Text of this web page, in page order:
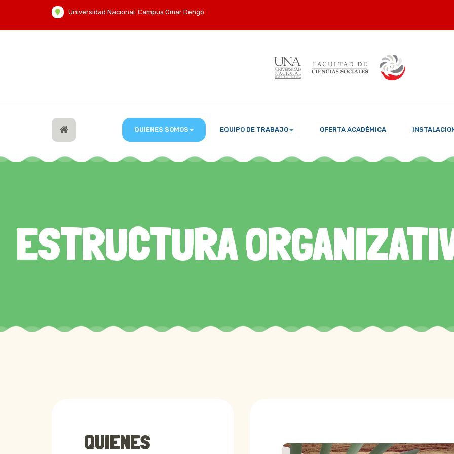
Universidad Nacional. Campus Omar Dengo
QUIENES SOMOS EQUIPO DE TRABAJO OFERTA ACADÉMICA
ESTRUCTURA
QUIENES